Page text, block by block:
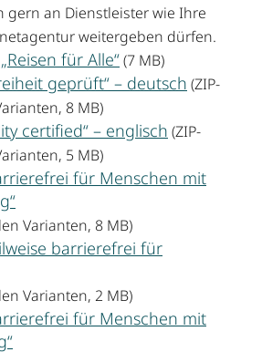
gern an Dienstleister wie Ihre
weitergeben dürfen.
für Alle“(7 MB)
geprüft“ – deutsch (ZIP-
8 MB)
certified“ – englisch (ZIP-
5 MB)
für Menschen mit
Varianten, 8 MB)
barrierefrei für
Varianten, 2 MB)
für Menschen mit